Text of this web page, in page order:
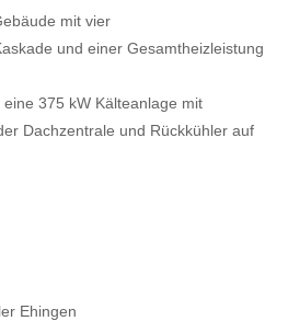
mit vier
und einer Gesamtheizleistung
375 kW Kälteanlage mit
Dachzentrale und Rückkühler auf
Ehingen